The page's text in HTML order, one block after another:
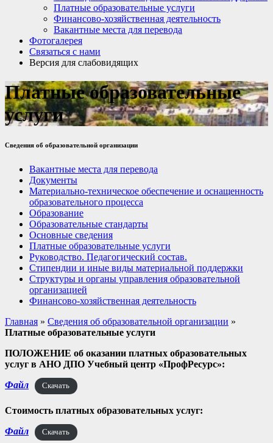
Платные образовательные услуги
Финансово-хозяйственная деятельность
Вакантные места для перевода
Фотогалерея
Связаться с нами
Версия для слабовидящих
Платные образовательные
услуги
Сведения об образовательной организации
Вакантные места для перевода
Документы
Материально-техническое обеспечение и оснащенность
образовательного процесса
Образование
Образовательные стандарты
Основные сведения
Платные образовательные услуги
Руководство. Педагогический состав.
Стипендии и иные виды материальной поддержки
Структуры и органы управления образовательной
организацией
Финансово-хозяйственная деятельность
Главная » Сведения об образовательной организации »
Платные образовательные услуги
ПОЛОЖЕНИЕ об оказании платных образовательных
услуг в АНО ДПО Учебный центр «ПрофРесурс»:
Файл
Скачать
Стоимость платных образовательных услуг:
Файл
Скачать